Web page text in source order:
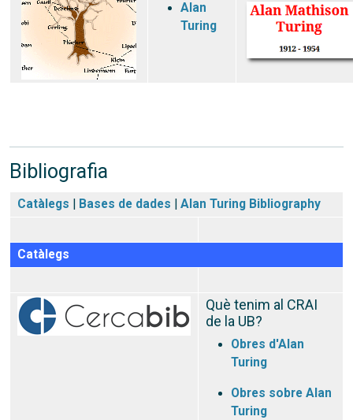
Alan
Turing
Bibliografia
Catàlegs Bases de dades Alan Turing Bibliography
Catàlegs
Què tenim al CRAI
de la UB?
Obres d'Alan
Turing
Obres sobre Alan
Turing